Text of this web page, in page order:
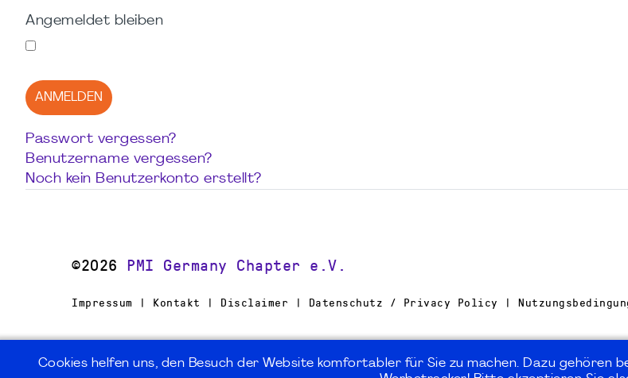
Angemeldet bleiben
ANMELDEN
Passwort vergessen?
Benutzername vergessen?
Noch kein Benutzerkonto erstellt?
©2026 PMI Germany Chapter e.V.
Impressum | Kontakt | Disclaimer | Datenschutz / Privacy Policy |
Cookies helfen uns, den Besuch der Website komfortabler für Sie zu machen. Dazu gehören